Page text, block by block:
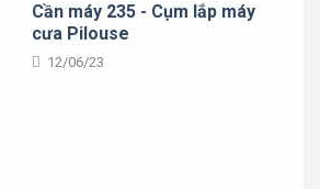
Cần máy 235 - Cụm lắp máy
cưa Pilouse
12/06/23